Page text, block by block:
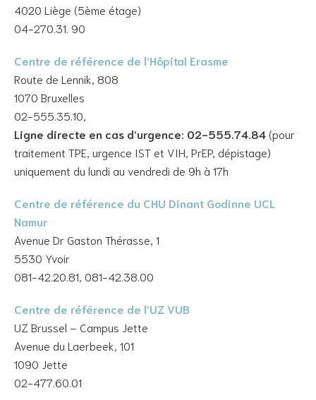
4020 Liège (5ème étage)
04-270.31. 90
Centre de référence de l’Hôpital Erasme
Route de Lennik, 808
1070 Bruxelles
02-555.35.10,
Ligne directe en cas d’urgence: 02-555.74.84(pour
traitement TPE, urgence IST et VIH, PrEP, dépistage)
uniquement du lundi au vendredi de 9h à 17h
Centre de référence du CHU Dinant Godinne UCL
Namur
Avenue Dr Gaston Thérasse, 1
5530 Yvoir
081-42.20.81, 081-42.38.00
Centre de référence de l’UZ VUB
UZ Brussel – Campus Jette
Avenue du Laerbeek, 101
1090 Jette
02-477.60.01